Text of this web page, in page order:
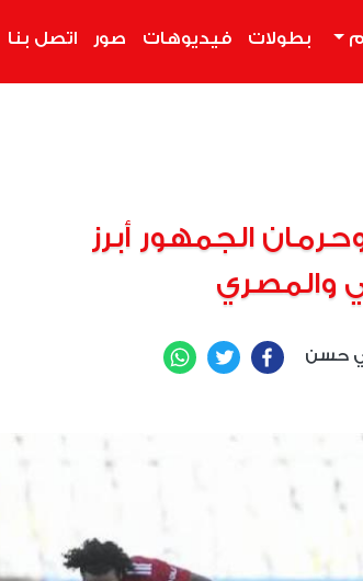
بطولات فيديوهات صور اتصل بنا
الجمهور أبرز
والمصري
حسن Facebook
Twitter